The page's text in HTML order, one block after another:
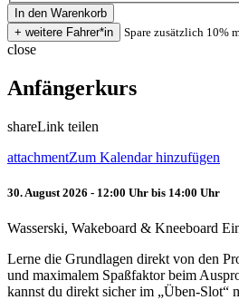
Spare zusätzlich 10%
close
Anfängerkurs
shareLink teilen
attachmentZum Kalendar hinzufügen
30. August 2026 - 12:00 Uhr bis 14:00 Uhr
Wasserski, Wakeboard & Kneeboard
Lerne die Grundlagen direkt von den
und maximalem Spaßfaktor beim
kannst du direkt sicher im „Üben-Slot“